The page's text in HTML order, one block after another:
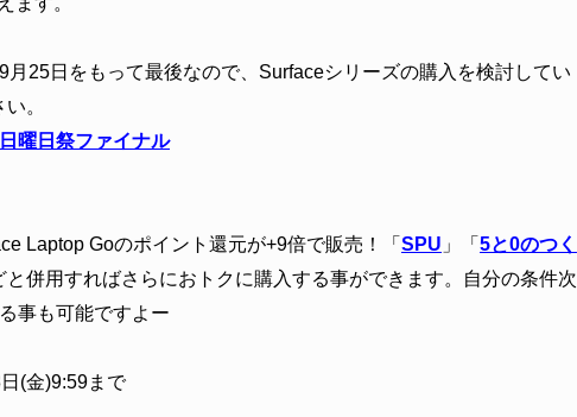
月25日をもって最後なので、Surfaceシリーズの購入を検討してい
。
曜日祭ファイナル
Laptop Goのポイント還元が+9倍で販売！「 SPU 」「 5と0のつく
と併用すればさらにおトクに購入する事ができます。自分の条件次
事も可能ですよー
(金)9:59まで